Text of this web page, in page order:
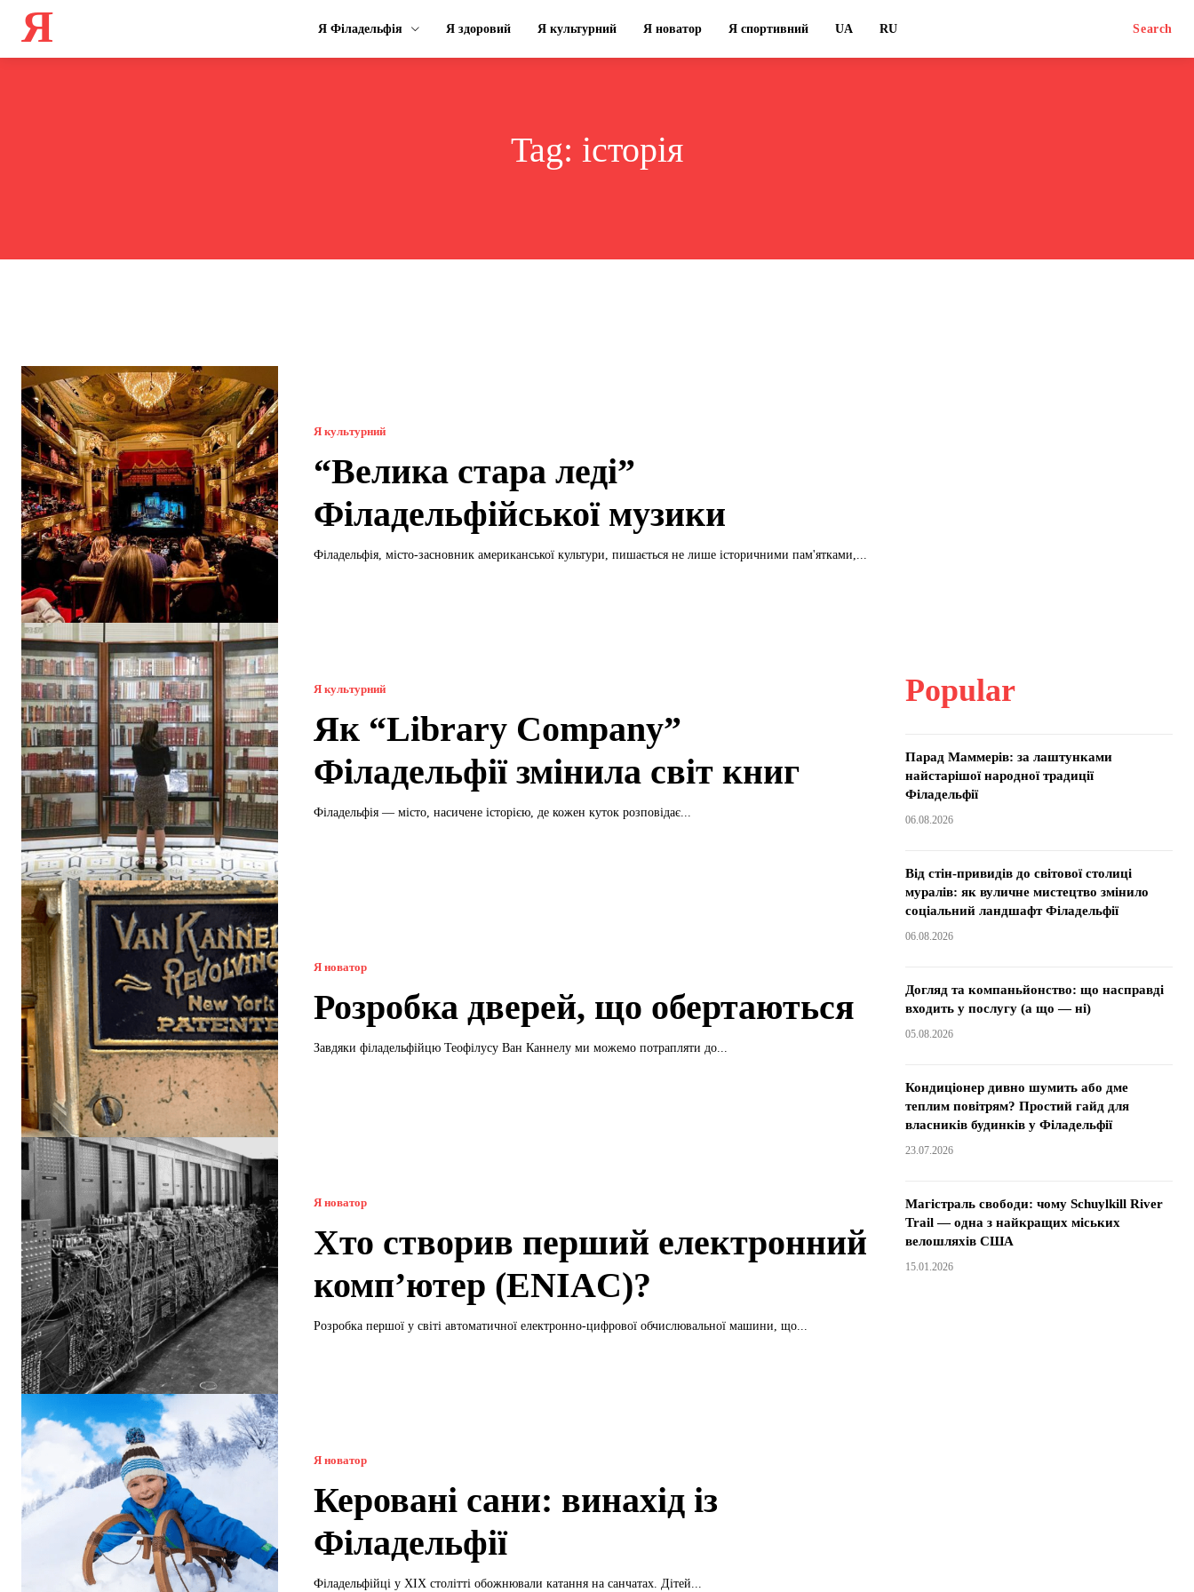
Я Я Філадельфія Я здоровий Я культурний Я новатор Я спортивний UA RU Search
Tag: історія
Я культурний
“Велика стара леді”
Філадельфійської музики
Філадельфія, місто-засновник американської культури, пишається не лише історичними пам'ятками,...
Я культурний
Як “Library Company”
Філадельфії змінила світ книг
Філадельфія — місто, насичене історією, де кожен куток розповідає...
Я новатор
Розробка дверей, що обертаються
Завдяки філадельфійцю Теофілусу Ван Каннелу ми можемо потрапляти до...
Я новатор
Хто створив перший електронний
комп’ютер (ENIAC)?
Розробка першої у світі автоматичної електронно-цифрової обчислювальної машини, що...
Я новатор
Керовані сани: винахід із
Філадельфії
Філадельфійці у XIX столітті обожнювали катання на санчатах. Дітей...
Popular
Парад Маммерів: за лаштунками
найстарішої народної традиції
Філадельфії
06.08.2026
Від стін-привидів до світової столиці
муралів: як вуличне мистецтво змінило
соціальний ландшафт Філадельфії
06.08.2026
Догляд та компаньйонство: що насправді
входить у послугу (а що — ні)
05.08.2026
Кондиціонер дивно шумить або дме
теплим повітрям? Простий гайд для
власників будинків у Філадельфії
23.07.2026
Магістраль свободи: чому Schuylkill River
Trail — одна з найкращих міських
велошляхів США
15.01.2026